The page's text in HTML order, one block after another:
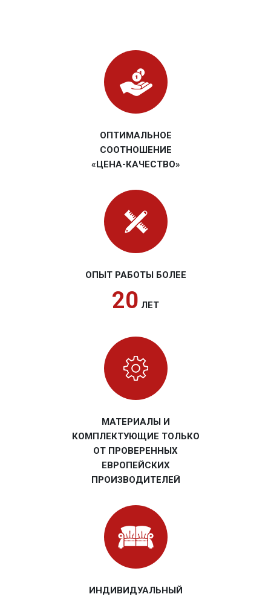
ОПТИМАЛЬНОЕ
СООТНОШЕНИЕ
«ЦЕНА-КАЧЕСТВО»
ОПЫТ РАБОТЫ БОЛЕЕ
20 ЛЕТ
МАТЕРИАЛЫ И
КОМПЛЕКТУЮЩИЕ ТОЛЬКО
ОТ ПРОВЕРЕННЫХ
ЕВРОПЕЙСКИХ
ПРОИЗВОДИТЕЛЕЙ
ИНДИВИДУАЛЬНЫЙ